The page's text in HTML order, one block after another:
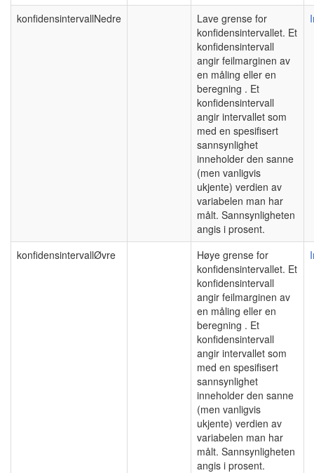
konfidensintervallNedre
Lave grense for
konfidensintervallet. Et
konfidensintervall
angir feilmarginen av
en måling eller en
beregning . Et
konfidensintervall
angir intervallet som
med en spesifisert
sannsynlighet
inneholder den sanne
(men vanligvis
ukjente) verdien av
variabelen man har
målt. Sannsynligheten
angis i prosent.
konfidensintervallØvre
Høye grense for
konfidensintervallet. Et
konfidensintervall
angir feilmarginen av
en måling eller en
beregning . Et
konfidensintervall
angir intervallet som
med en spesifisert
sannsynlighet
inneholder den sanne
(men vanligvis
ukjente) verdien av
variabelen man har
målt. Sannsynligheten
angis i prosent.